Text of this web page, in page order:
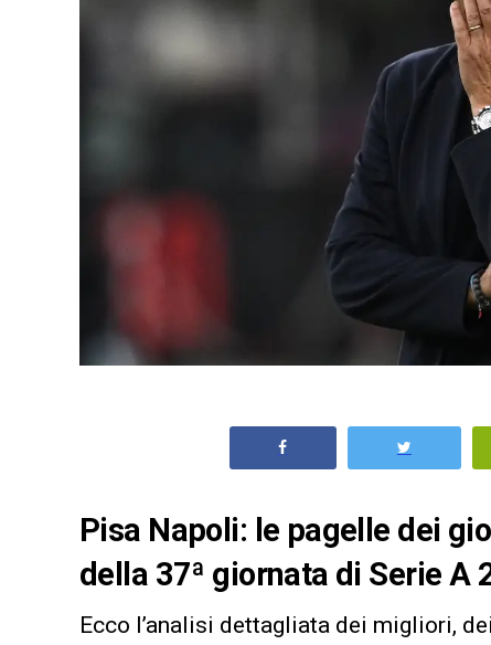
Pisa Napoli: le pagelle dei
della 37ª giornata di Serie A
Ecco l’analisi dettagliata dei migliori,